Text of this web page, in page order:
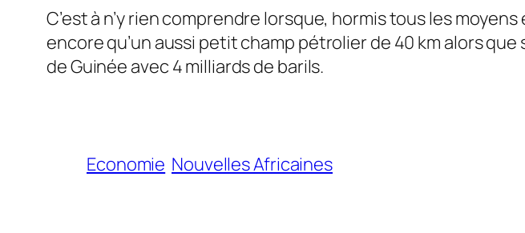
C’est à n’y rien comprendre lorsque, hormis tous les
encore qu’un aussi petit champ pétrolier de 40 km alors
de Guinée avec 4 milliards de barils.
Economie Nouvelles Africaines